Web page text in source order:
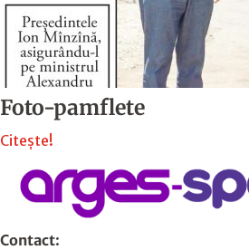
Foto-pamflete
Citește!
Contact: